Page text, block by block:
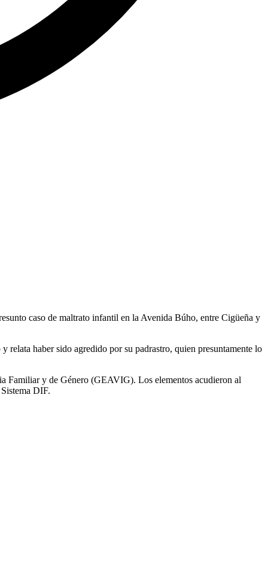
caso de maltrato infantil en la Avenida Búho, entre Cigüeña y
relata haber sido agredido por su padrastro, quien presuntamente lo
Familiar y de Género (GEAVIG). Los elementos acudieron al
DIF.